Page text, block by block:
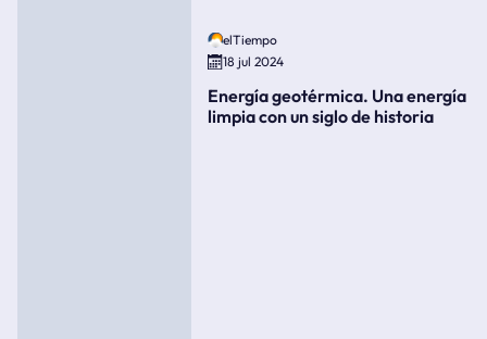
elTiempo
18 jul 2024
Energía geotérmica. Una energía
limpia con un siglo de historia